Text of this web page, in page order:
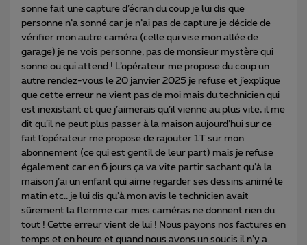
sonne fait une capture d’écran du coup je lui dis que
personne n’a sonné car je n’ai pas de capture je décide de
vérifier mon autre caméra (celle qui vise mon allée de
garage) je ne vois personne, pas de monsieur mystère qui
sonne ou qui attend ! L’opérateur me propose du coup un
autre rendez-vous le 20 janvier 2025 je refuse et j’explique
que cette erreur ne vient pas de moi mais du technicien qui
est inexistant et que j’aimerais qu’il vienne au plus vite, il me
dit qu’il ne peut plus passer à la maison aujourd’hui sur ce
fait l’opérateur me propose de rajouter 1T sur mon
abonnement (ce qui est gentil de leur part) mais je refuse
également car en 6 jours ça va vite partir sachant qu’à la
maison j’ai un enfant qui aime regarder ses dessins animé le
matin etc.. je lui dis qu’à mon avis le technicien avait
sûrement la flemme car mes caméras ne donnent rien du
tout ! Cette erreur vient de lui ! Nous payons nos factures en
temps et en heure et quand nous avons un soucis il n’y a